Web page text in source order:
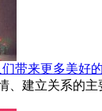
带来更多美好
、建立关系的